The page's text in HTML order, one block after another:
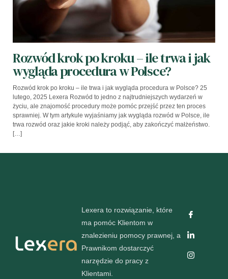
Rozwód krok po kroku – ile trwa i jak
wygląda procedura w Polsce?
Rozwód krok po kroku – ile trwa i jak wygląda procedura w Polsce? 25
lutego, 2025 Lexera Rozwód to jedno z najtrudniejszych wydarzeń w
życiu, ale znajomość procedury może pomóc przejść przez ten proces
sprawniej. W tym artykule wyjaśniamy jak wygląda rozwód w Polsce, ile
trwa rozwód oraz jakie kroki należy podjąć, aby zakończyć małżeństwo.
[…]
Lexera to rozwiązanie, które
ma pomóc Klientom w
znalezieniu pomocy prawnej, a
Prawnikom dostarczyć
narzędzie do pracy z
Klientami.